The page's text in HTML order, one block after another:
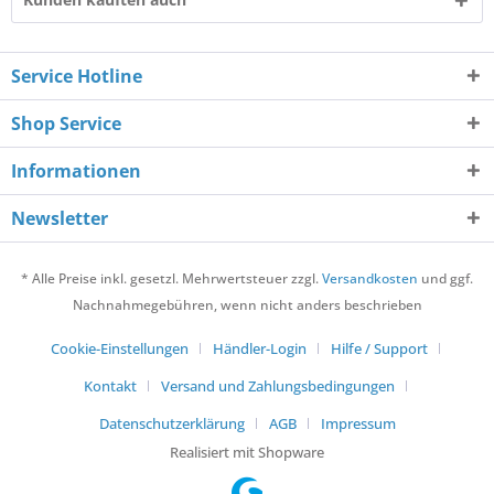
Service Hotline
Shop Service
Informationen
Newsletter
* Alle Preise inkl. gesetzl. Mehrwertsteuer zzgl.Versandkosten und ggf.
Nachnahmegebühren, wenn nicht anders beschrieben
Cookie-Einstellungen Händler-Login
Hilfe / Support
Kontakt
Versand und Zahlungsbedingungen
Datenschutzerklärung
AGB
Impressum
Realisiert mit Shopware